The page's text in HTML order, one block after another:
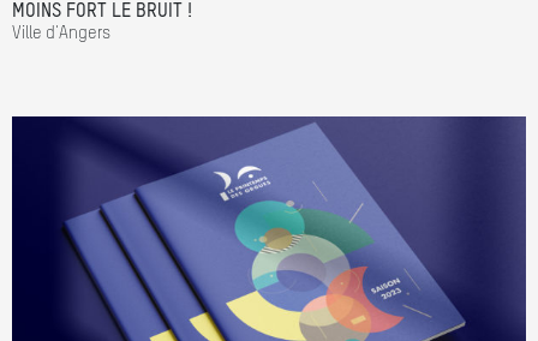
MOINS FORT LE BRUIT !
Ville d'Angers